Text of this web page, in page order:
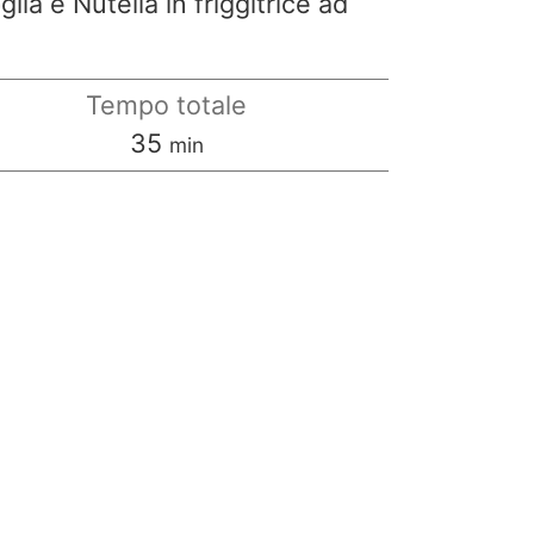
Tempo totale
35minuti
min